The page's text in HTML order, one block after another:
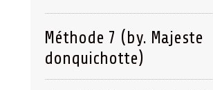
Méthode 7 (by. Majeste
donquichotte)